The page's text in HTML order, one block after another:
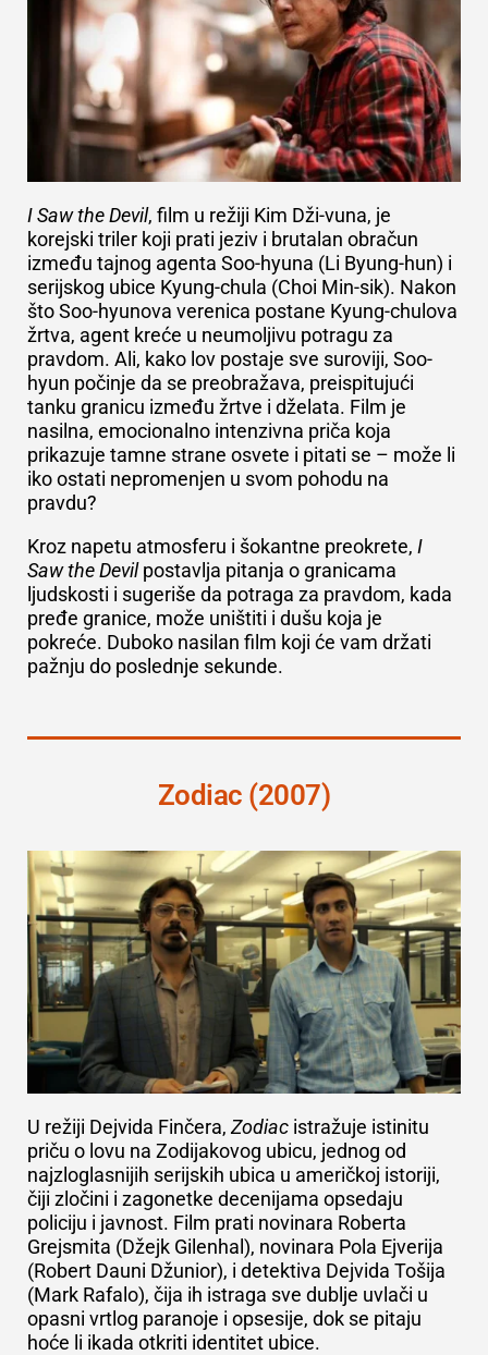
I Saw the Devil, film u režiji Kim Dži-vuna, je
korejski triler koji prati jeziv i brutalan obračun
između tajnog agenta Soo-hyuna (Li Byung-hun) i
serijskog ubice Kyung-chula (Choi Min-sik). Nakon
što Soo-hyunova verenica postane Kyung-chulova
žrtva, agent kreće u neumoljivu potragu za
pravdom. Ali, kako lov postaje sve suroviji, Soo-
hyun počinje da se preobražava, preispitujući
tanku granicu između žrtve i dželata. Film je
nasilna, emocionalno intenzivna priča koja
prikazuje tamne strane osvete i pitati se – može li
iko ostati nepromenjen u svom pohodu na
pravdu?
Kroz napetu atmosferu i šokantne preokrete, I
Saw the Devilpostavlja pitanja o granicama
ljudskosti i sugeriše da potraga za pravdom, kada
pređe granice, može uništiti i dušu koja je
pokreće. Duboko nasilan film koji će vam držati
pažnju do poslednje sekunde.
Zodiac (2007)
U režiji Dejvida Finčera, Zodiac istražuje istinitu
priču o lovu na Zodijakovog ubicu, jednog od
najzloglasnijih serijskih ubica u američkoj istoriji,
čiji zločini i zagonetke decenijama opsedaju
policiju i javnost. Film prati novinara Roberta
Grejsmita (Džejk Gilenhal), novinara Pola Ejverija
(Robert Dauni Džunior), i detektiva Dejvida Tošija
(Mark Rafalo), čija ih istraga sve dublje uvlači u
opasni vrtlog paranoje i opsesije, dok se pitaju
hoće li ikada otkriti identitet ubice.